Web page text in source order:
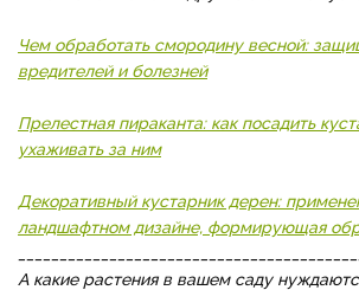
Чем обработать смородину весной:
вредителей и болезней
Прелестная пираканта: как посадить
ухаживать за ним
Декоративный кустарник дерен:
ландшафтном дизайне, формирующая
А какие растения в вашем саду